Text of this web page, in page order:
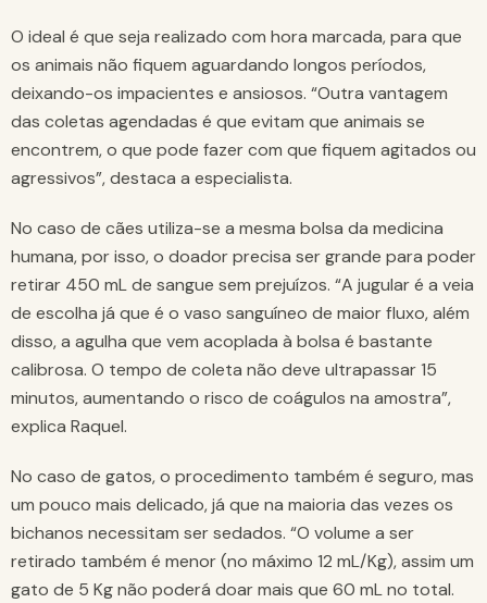
O ideal é que seja realizado com hora marcada, para que
os animais não fiquem aguardando longos períodos,
deixando-os impacientes e ansiosos. “Outra vantagem
das coletas agendadas é que evitam que animais se
encontrem, o que pode fazer com que fiquem agitados ou
agressivos”, destaca a especialista.
No caso de cães utiliza-se a mesma bolsa da medicina
humana, por isso, o doador precisa ser grande para poder
retirar 450 mL de sangue sem prejuízos. “A jugular é a veia
de escolha já que é o vaso sanguíneo de maior fluxo, além
disso, a agulha que vem acoplada à bolsa é bastante
calibrosa. O tempo de coleta não deve ultrapassar 15
minutos, aumentando o risco de coágulos na amostra”,
explica Raquel.
No caso de gatos, o procedimento também é seguro, mas
um pouco mais delicado, já que na maioria das vezes os
bichanos necessitam ser sedados. “O volume a ser
retirado também é menor (no máximo 12 mL/Kg), assim um
gato de 5 Kg não poderá doar mais que 60 mL no total.